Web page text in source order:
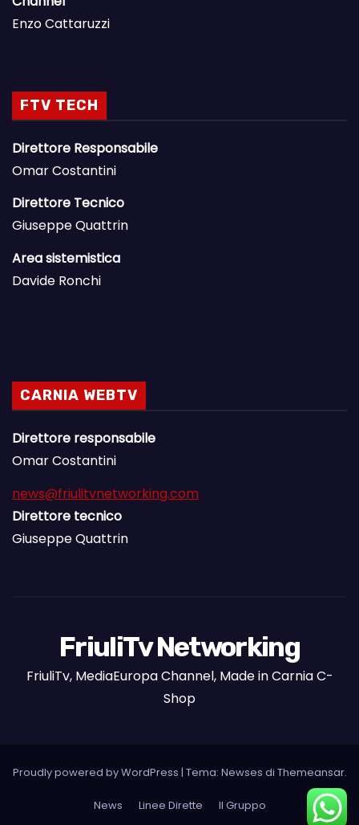
Enzo Cattaruzzi
FTV TECH
Direttore Responsabile
Omar Costantini
Direttore Tecnico
Giuseppe Quattrin
Area sistemistica
Davide Ronchi
CARNIA WEBTV
Direttore responsabile
Omar Costantini
news@friulitvnetworking.com
Direttore tecnico
Giuseppe Quattrin
FriuliTv Networking
FriuliTv, MediaEuropa Channel, Made in Carnia C-
Shop
Proudly powered by WordPress | Tema: Newses di Themeansar.
News Linee Dirette Il Gruppo